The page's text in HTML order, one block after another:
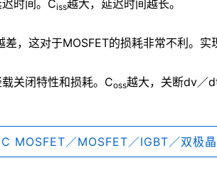
时间。Ciss越大，延迟时间越长。
，这对于MOSFET的损耗非常不利。实
关闭特性和损耗。Coss越大，关断dv／
MOSFET／MOSFET／IGBT／双极